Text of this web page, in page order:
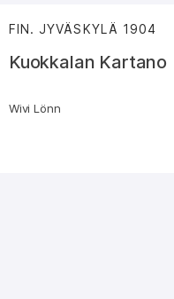
FIN. JYVÄSKYLÄ 1904
Kuokkalan Kartano
Wivi Lönn